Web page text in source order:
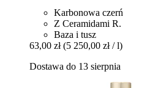
Karbonowa czerń
Z Ceramidami R.
Baza i tusz
63,00 zł (5 250,00 zł / l)
Dostawa do 13 sierpnia